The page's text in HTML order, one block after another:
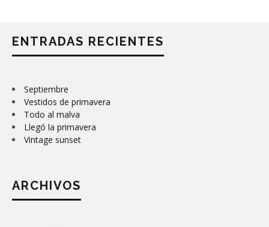
ENTRADAS RECIENTES
Septiembre
Vestidos de primavera
Todo al malva
Llegó la primavera
Vintage sunset
ARCHIVOS